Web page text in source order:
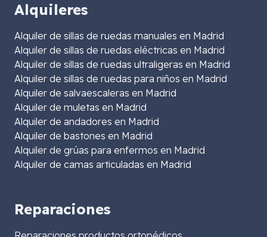
Alquileres
Alquiler de sillas de ruedas manuales en Madrid
Alquiler de sillas de ruedas eléctricas en Madrid
Alquiler de sillas de ruedas ultraligeras en Madrid
Alquiler de sillas de ruedas para niños en Madrid
Alquiler de salvaescaleras en Madrid
Alquiler de muletas en Madrid
Alquiler de andadores en Madrid
Alquiler de bastones en Madrid
Alquiler de grúas para enfermos en Madrid
Alquiler de camas articuladas en Madrid
Reparaciones